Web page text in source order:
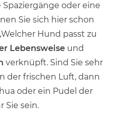
oder eine
Sie sich hier schon
Hund passt zu
Lebensweise und
verknüpft. Sind Sie sehr
der frischen Luft, dann
oder ein Pudel der
Sie sein.